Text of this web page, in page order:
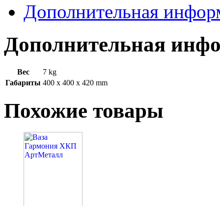
Дополнительная
Дополнительная
Вес
7 kg
Габариты 400 x 400 x 420 mm
Похожие товары